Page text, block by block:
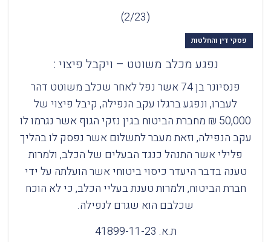
(2/23)
פסקי דין והחלטות
נפגע מכלב משוטט – ויקבל פיצוי :
פנסיונר בן 74 אשר נפל לאחר שכלב משוטט דהר
לעברו, ונפגע ברגלו עקב הנפילה, קיבל פיצוי של
50,000 ₪ מחברת הביטוח בגין נזקי הגוף אשר נגרמו לו
עקב הנפילה, וזאת מעבר לתשלום אשר נפסק לו בהליך
פלילי אשר התנהל כנגד הבעלים של הכלב, ולמרות
טענה בדבר היעדר כיסוי ביטוחי אשר הועלתה על ידי
חברת הביטוח, ולמרות טענת בעליי הכלב, כי לא הוכח
שכלבם הוא שגרם לנפילה.
ת.א. 41899-11-23